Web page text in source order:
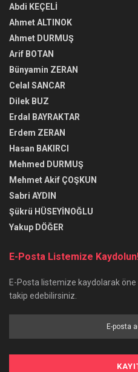
Abdi KEÇELİ
Ahmet ALTINOK
Ahmet DURMUŞ
Arif BOTAN
Bünyamin ZERAN
Celal SANCAR
Dilek BUZ
Erdal BAYRAKTAR
Erdem ZERAN
Hasan BAKIRCI
Mehmed DURMUŞ
Mehmet Akif ÇOŞKUN
Sabri AYDIN
Şükrü HÜSEYİNOĞLU
Yakup DÖĞER
E-Posta Listemize
E-Posta listemize kaydolarak
takip edebilirsiniz.